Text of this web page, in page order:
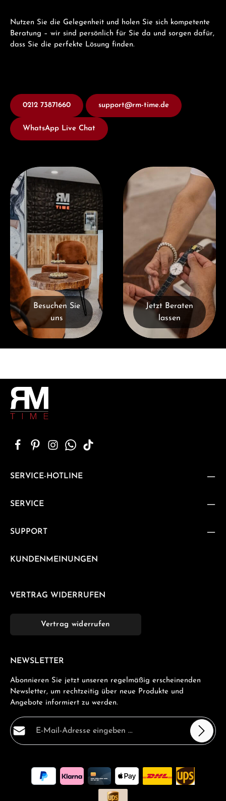
Nutzen Sie die Gelegenheit und holen Sie sich kompetente
Beratung – wir sind persönlich für Sie da und sorgen dafür,
dass Sie die perfekte Lösung finden.
0212 73871660 support@rm-time.de
WhatsApp Live Chat
Besuchen Sie uns
Besuchen Sie
uns
Jetzt Beraten lassen
Jetzt Beraten
lassen
SERVICE-HOTLINE
SERVICE
SUPPORT
KUNDENMEINUNGEN
VERTRAG WIDERRUFEN
Vertrag widerrufen
NEWSLETTER
Abonnieren Sie jetzt unseren regelmäßig erscheinenden
Newsletter, um rechtzeitig über neue Produkte und
Angebote informiert zu werden.
E-Mail-Adresse*
Ich habe die
Datenschutzbestimmungen
zur Kenntnis
genommen und dieAGBgelesen und bin mit ihnen
Pflichtfelder.